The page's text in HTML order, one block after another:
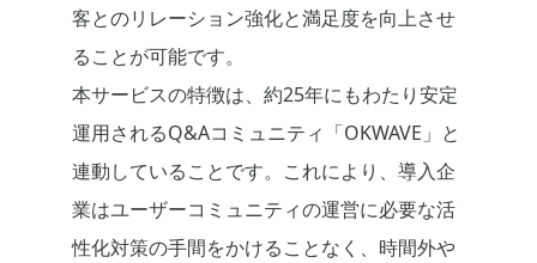
客とのリレーション強化と満足度を向上させ
ることが可能です。
本サービスの特徴は、約25年にもわたり安定
運用されるQ&Aコミュニティ「OKWAVE」と
連動していることです。これにより、導入企
業はユーザーコミュニティの運営に必要な活
性化対策の手間をかけることなく、時間外や